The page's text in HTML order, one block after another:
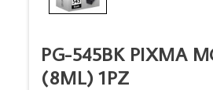
PG-545BK PIXMA
(8ML) 1PZ